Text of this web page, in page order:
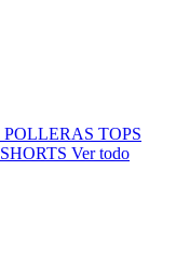
POLLERAS TOPS
SHORTS Ver todo